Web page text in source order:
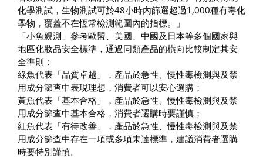
化學測試，生物測試可於48小時內篩選超過1,000種有毒化
學物，覆蓋不在恆常檢測範圍內的指標。」
「小魚親測」參考歐盟、美國、中國及日本等多個國家與
地區化妝品安全標準，通過同類產品的橫向比較制定其安
全準則：
綠魚代表「品質卓越」，產品於急性、慢性毒檢測與及禁
用成分篩查中表現理想，消費者可以安心選購；
黃魚代表「基本合格」，產品於急性、慢性毒檢測與及禁
用成分篩查中基本合格，消費者選購時要謹慎；
紅魚代表「有待改善」，產品於急性、慢性毒檢測與及禁
用成分篩查中存在一項或多項未達標準，建議消費者選購
時要特別謹慎。